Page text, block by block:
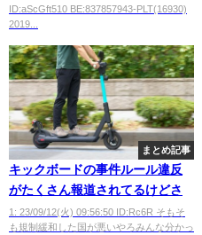
ID:aScGft510 BE:837857943-PLT(16930)
2019...
まとめ記事
キックボードの事件ルール違反
がたくさん報道されてるけどさ
1: 23/09/12(火) 09:56:50 ID:Rc6R そもそ
も規制緩和した国が悪いやろみんな分かっ